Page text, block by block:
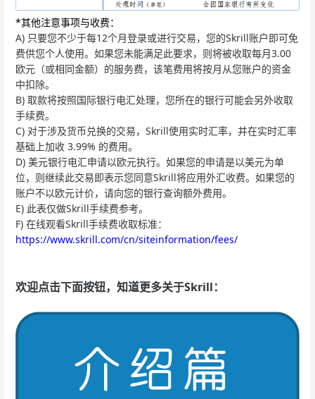
*其他注意事项与收费：
A) 只要您不少于每12个月登录或进行交易，您的Skrill账户即可免
费供您个人使用。如果您未能满足此要求，则将被收取每月3.00
欧元（或相同金额）的服务费，该笔费用将按月从您账户的资金
中扣除。
B) 取款将按照国际银行电汇处理，您所在的银行可能会另外收取
手续费。
C) 对于涉及货币兑换的交易，Skrill使用实时汇率，并在实时汇率
基础上加收 3.99% 的费用。
D) 美元银行电汇申请以欧元执行。如果您的申请是以美元为单
位，则继续此交易即表示您同意Skrill将应用外汇收费。如果您的
账户不以欧元计价，请向您的银行查询额外费用。
E) 此表仅做Skrill手续费参考。
F) 在线观看Skrill手续费收取标准：
https://www.skrill.com/cn/siteinformation/fees/
欢迎点击下面按钮，知道更多关于Skrill：